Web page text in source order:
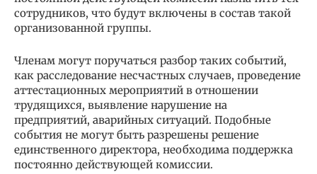
сотрудников, что будут включены в состав такой
организованной группы.
Членам могут поручаться разбор таких событий,
как расследование несчастных случаев, проведение
аттестационных мероприятий в отношении
трудящихся, выявление нарушение на
предприятий, аварийных ситуаций. Подобные
события не могут быть разрешены решение
единственного директора, необходима поддержка
постоянно действующей комиссии.